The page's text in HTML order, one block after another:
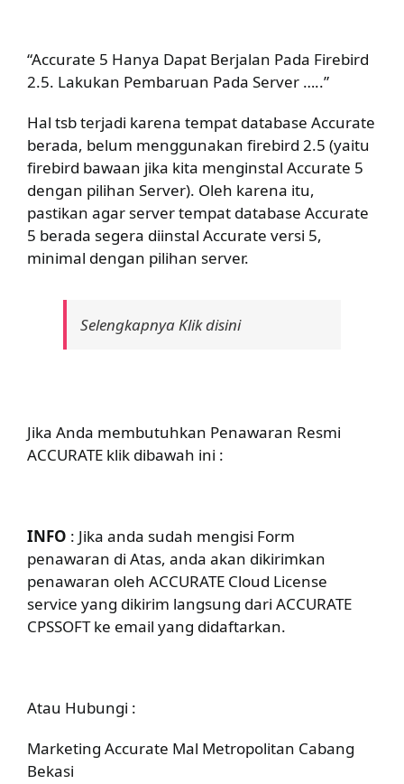
“Accurate 5 Hanya Dapat Berjalan Pada Firebird
2.5. Lakukan Pembaruan Pada Server …..”
Hal tsb terjadi karena tempat database Accurate
berada, belum menggunakan firebird 2.5 (yaitu
firebird bawaan jika kita menginstal Accurate 5
dengan pilihan Server). Oleh karena itu,
pastikan agar server tempat database Accurate
5 berada segera diinstal Accurate versi 5,
minimal dengan pilihan server.
Selengkapnya Klik disini
Jika Anda membutuhkan Penawaran Resmi
ACCURATE klik dibawah ini :
INFO : Jika anda sudah mengisi Form
penawaran di Atas, anda akan dikirimkan
penawaran oleh ACCURATE Cloud License
service yang dikirim langsung dari ACCURATE
CPSSOFT ke email yang didaftarkan.
Atau Hubungi :
Marketing Accurate Mal Metropolitan Cabang
Bekasi